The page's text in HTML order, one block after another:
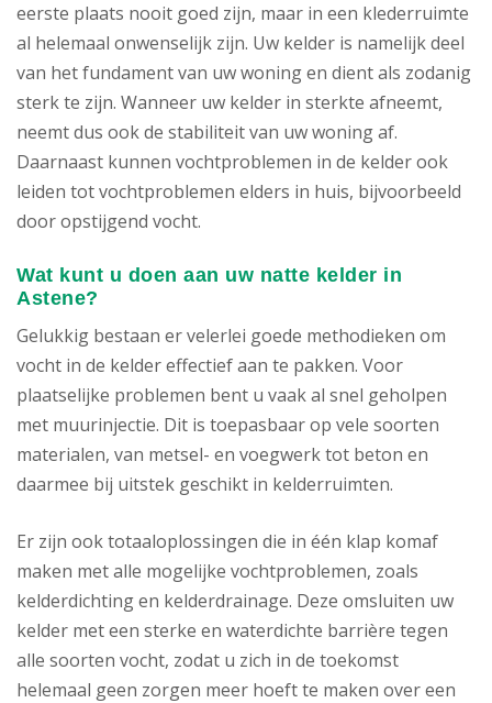
eerste plaats nooit goed zijn, maar in een klederruimte
al helemaal onwenselijk zijn. Uw kelder is namelijk deel
van het fundament van uw woning en dient als zodanig
sterk te zijn. Wanneer uw kelder in sterkte afneemt,
neemt dus ook de stabiliteit van uw woning af.
Daarnaast kunnen vochtproblemen in de kelder ook
leiden tot vochtproblemen elders in huis, bijvoorbeeld
door opstijgend vocht.
Wat kunt u doen aan uw natte kelder in
Astene?
Gelukkig bestaan er velerlei goede methodieken om
vocht in de kelder effectief aan te pakken. Voor
plaatselijke problemen bent u vaak al snel geholpen
met muurinjectie. Dit is toepasbaar op vele soorten
materialen, van metsel- en voegwerk tot beton en
daarmee bij uitstek geschikt in kelderruimten.
Er zijn ook totaaloplossingen die in één klap komaf
maken met alle mogelijke vochtproblemen, zoals
kelderdichting en kelderdrainage. Deze omsluiten uw
kelder met een sterke en waterdichte barrière tegen
alle soorten vocht, zodat u zich in de toekomst
helemaal geen zorgen meer hoeft te maken over een